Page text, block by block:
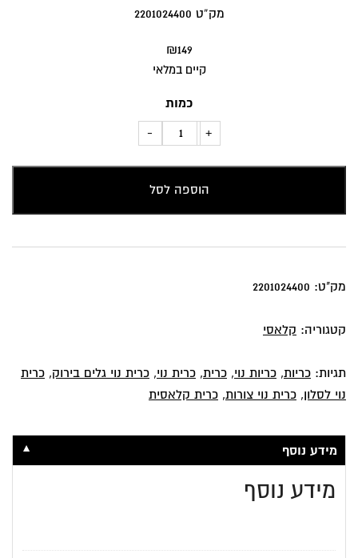
מק”ט 2201024400
₪149
קיים במלאי
כמות
+
כמות
נוי
גלים
-
הוספה לסל
מק"ט: 2201024400
קטגוריה: קלאסי
תגיות: כריות, כריות נוי, כרית, כרית נוי, כרית נוי גלים בירוק, כרית
נוי לסלון, כרית נוי צורות, כרית קלאסית
מידע נוסף ▼
מידע נוסף